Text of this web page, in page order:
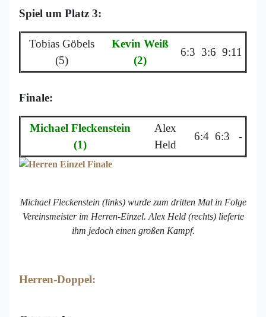
Spiel um Platz 3:
Tobias Göbels
(5)
Kevin Weiß
(2)
6:3 3:6 9:11
Finale:
Michael Fleckenstein
(1)
Alex
Held
6:4 6:3 -
Michael Fleckenstein (links) wurde zum dritten Mal in Folge
Vereinsmeister im Herren-Einzel. Alex Held (rechts) lieferte
ihm jedoch einen großen Kampf.
Herren-Doppel: